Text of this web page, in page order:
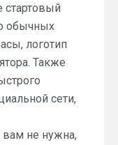
стартовый
обычных
логотип
Также
сети,
вам не нужна,